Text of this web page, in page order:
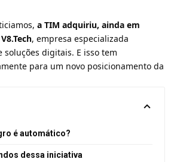
a TIM adquiriu, ainda em
, empresa especializada
soluções digitais. E isso tem
para um novo posicionamento da
é automático?
dessa iniciativa